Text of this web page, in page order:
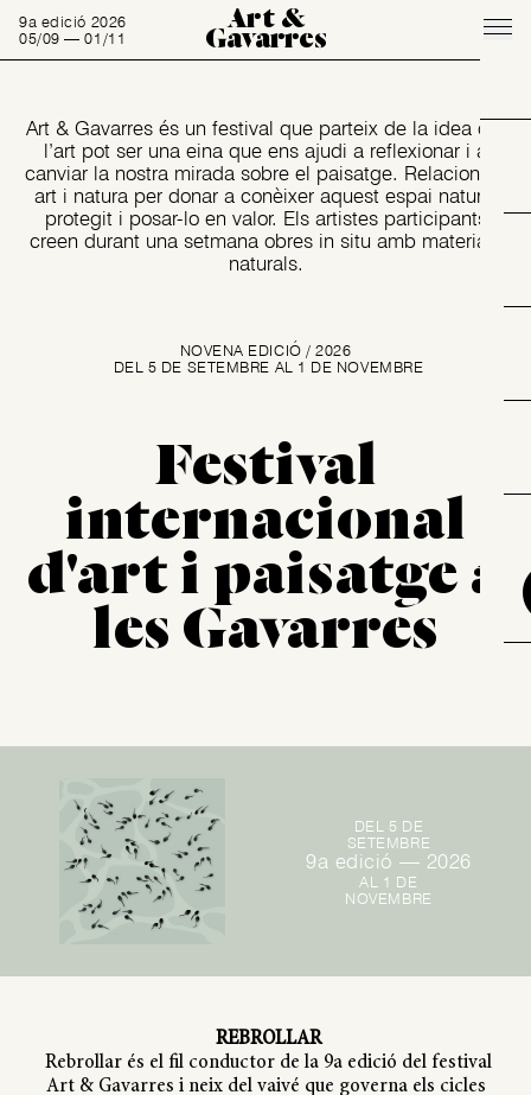
9a edició 2026
05/09 — 01/11
Art &
Gavarres
Art & Gavarres és un festival que parteix de la idea que
l’art pot ser una eina que ens ajudi a reflexionar i a
canviar la nostra mirada sobre el paisatge. Relacionem
art i natura per donar a conèixer aquest espai natural
protegit i posar-lo en valor. Els artistes participants
creen durant una setmana obres in situ amb materials
naturals.
NOVENA EDICIÓ / 2026
DEL 5 DE SETEMBRE AL 1 DE NOVEMBRE
Festival
internacional
d'art i paisatge a
les Gavarres
DEL 5 DE
SETEMBRE
9a edició — 2026
AL 1 DE
NOVEMBRE
REBROLLAR
Rebrollar és el fil conductor de la 9a edició del festival
Art & Gavarres i neix del vaivé que governa els cicles